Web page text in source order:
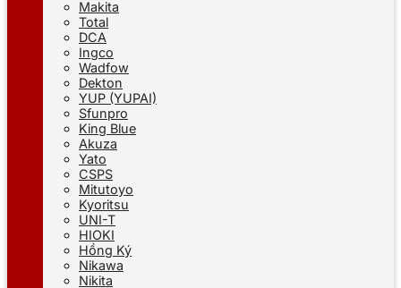
Makita
Total
DCA
Ingco
Wadfow
Dekton
YUP (YUPAI)
Sfunpro
King Blue
Akuza
Yato
CSPS
Mitutoyo
Kyoritsu
UNI-T
HIOKI
Hồng Ký
Nikawa
Nikita